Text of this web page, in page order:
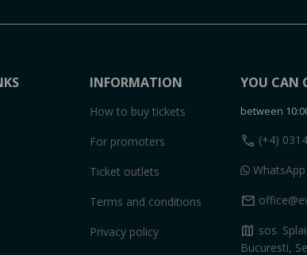
INFORMATION
How to buy tickets
For promoters
Ticket outlets
Terms and conditions
Privacy policy
YOU CAN
between
call (+4)
WhatsApp
mail
map sos.
Bucuresti,